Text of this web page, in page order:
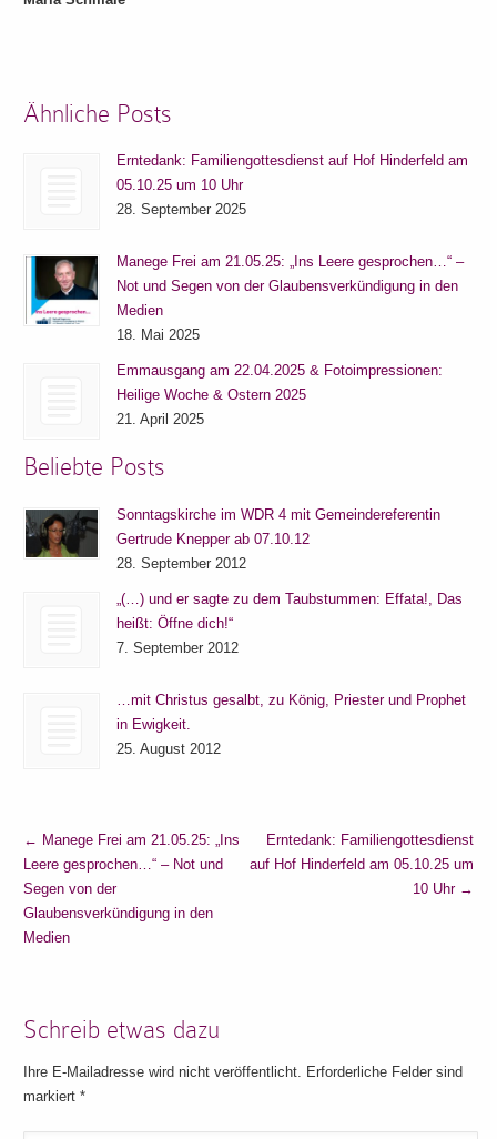
Ähnliche Posts
Erntedank: Familiengottesdienst auf Hof Hinderfeld am
05.10.25 um 10 Uhr
28. September 2025
Manege Frei am 21.05.25: „Ins Leere gesprochen…“ –
Not und Segen von der Glaubensverkündigung in den
Medien
18. Mai 2025
Emmausgang am 22.04.2025 & Fotoimpressionen:
Heilige Woche & Ostern 2025
21. April 2025
Beliebte Posts
Sonntagskirche im WDR 4 mit Gemeindereferentin
Gertrude Knepper ab 07.10.12
28. September 2012
„(…) und er sagte zu dem Taubstummen: Effata!, Das
heißt: Öffne dich!“
7. September 2012
…mit Christus gesalbt, zu König, Priester und Prophet
in Ewigkeit.
25. August 2012
← Manege Frei am 21.05.25: „Ins
Leere gesprochen…“ – Not und
Segen von der
Glaubensverkündigung in den
Medien
Erntedank: Familiengottesdienst
auf Hof Hinderfeld am 05.10.25 um
10 Uhr →
Schreib etwas dazu
Ihre E-Mailadresse wird nicht veröffentlicht. Erforderliche Felder sind
markiert*